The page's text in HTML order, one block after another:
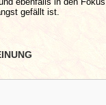
gefällt ist.